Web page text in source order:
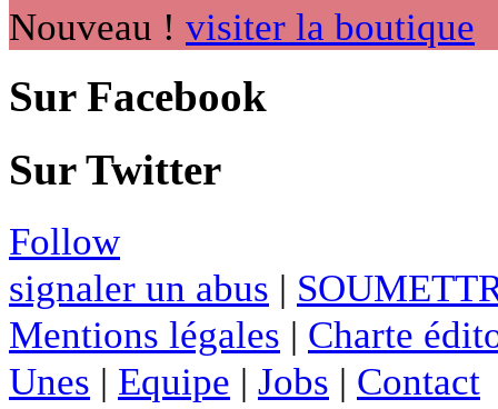
Nouveau ! visiter la boutique
Sur Facebook
Sur Twitter
Follow
signaler un abus |
Mentions légales | Charte
Unes | Equipe | Jobs | Contact